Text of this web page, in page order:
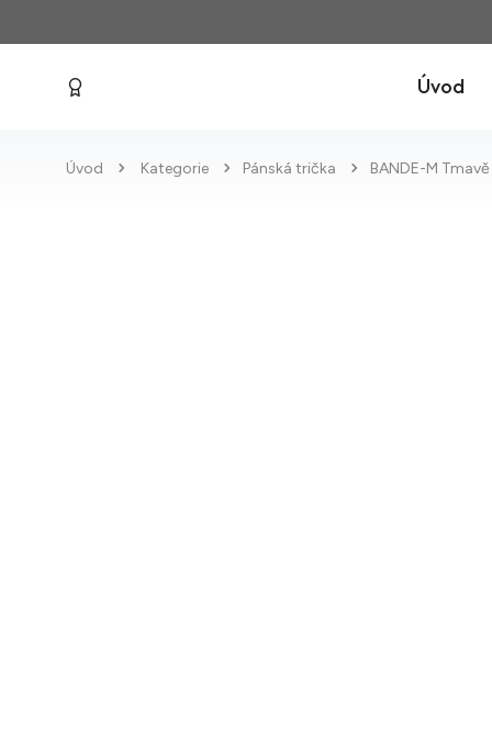
Úvod
Úvod Kategorie Pánská trička BANDE-M